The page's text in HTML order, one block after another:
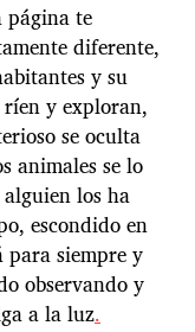
página te
diferente,
y su
y exploran,
se oculta
animales se lo
los ha
escondido en
para siempre y
observando y
a la luz.